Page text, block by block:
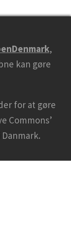
,
kan gøre
for at gøre
Commons’